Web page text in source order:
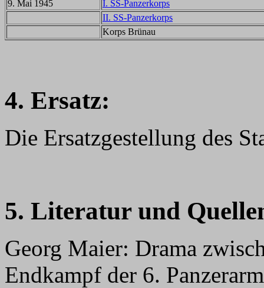
9. Mai 1945
I. SS-Panzerkorps
II. SS-Panzerkorps
Korps Brünau
4. Ersatz:
Die Ersatzgestellung des
5. Literatur und
Georg Maier: Drama
Endkampf der 6.